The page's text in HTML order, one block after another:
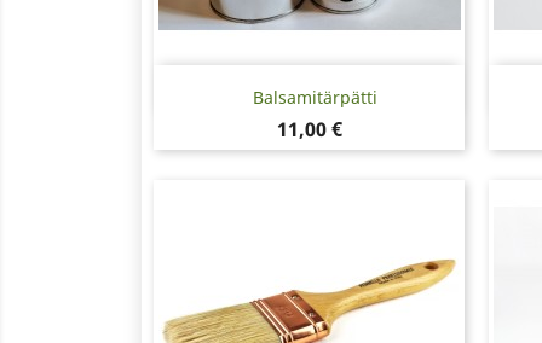
Balsamitärpätti
Hinta
11,00 €
Pikakatselu